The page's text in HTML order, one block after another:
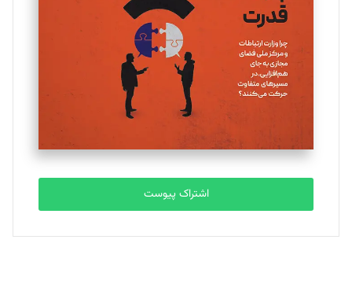
تحریریه
ملینا جعفری
تحریریه
مصطفی مسجدی آرانی
تحریریه
بابک نقاش
تحریریه
اشتراک پیوست